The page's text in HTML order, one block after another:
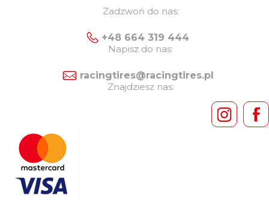
Zadzwoń do nas:
+48 664 319 444
Napisz do nas:
racingtires@racingtires.pl
Znajdziesz nas: